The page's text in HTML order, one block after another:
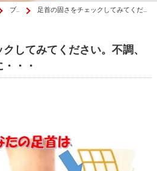
ブログ 足首の固さをチェックしてみてください。不調、故障の原因がそこに・・・
してみてください。不調、
・・